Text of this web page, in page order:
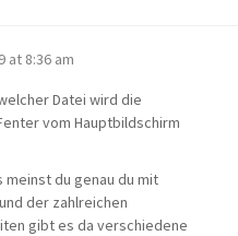
at 8:36 am
Datei wird die
vom Hauptbildschirm
du genau du mit
der zahlreichen
gibt es da verschiedene